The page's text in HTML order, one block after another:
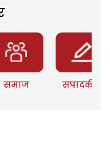
समाज संपादकीय